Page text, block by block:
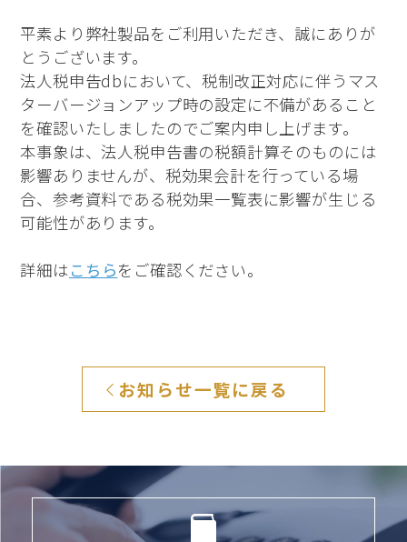
平素より弊社製品をご利用いただき、誠にありが
とうございます。
法人税申告dbにおいて、税制改正対応に伴うマス
ターバージョンアップ時の設定に不備があること
を確認いたしましたのでご案内申し上げます。
本事象は、法人税申告書の税額計算そのものには
影響ありませんが、税効果会計を行っている場
合、参考資料である税効果一覧表に影響が生じる
可能性があります。
詳細はこちらをご確認ください。
お知らせ一覧に戻る